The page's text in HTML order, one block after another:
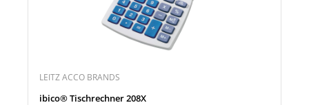
LEITZ ACCO BRANDS
ibico® Tischrechner 208X